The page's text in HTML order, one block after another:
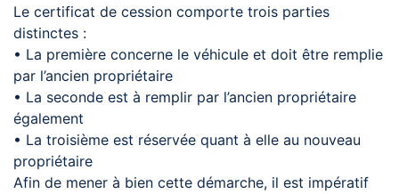
Le certificat de cession comporte trois parties
distinctes :
• La première concerne le véhicule et doit être remplie
par l’ancien propriétaire
• La seconde est à remplir par l’ancien propriétaire
également
• La troisième est réservée quant à elle au nouveau
propriétaire
Afin de mener à bien cette démarche, il est impératif